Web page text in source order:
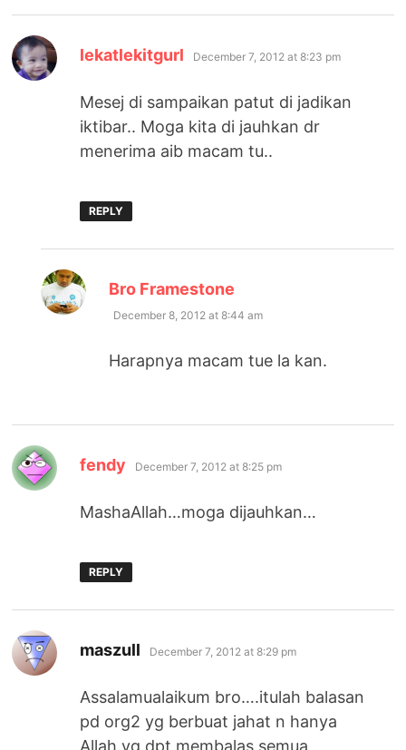
lekatlekitgurl says:
December 7, 2012 at 8:23 pm
Mesej di sampaikan patut di jadikan
iktibar.. Moga kita di jauhkan dr
menerima aib macam tu..
REPLY
Bro Framestone
December 8, 2012 at 8:44 am
Harapnya macam tue la kan.
fendy says:
December 7, 2012 at 8:25 pm
MashaAllah…moga dijauhkan…
REPLY
maszull says:
December 7, 2012 at 8:29 pm
Assalamualaikum bro….itulah balasan
pd org2 yg berbuat jahat n hanya
Allah yg dpt membalas semua